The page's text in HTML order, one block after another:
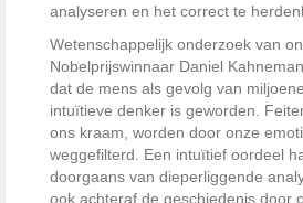
analyseren en het correct te
Wetenschappelijk onderzoek van
Nobelprijswinnaar Daniel
dat de mens als gevolg van
intuïtieve denker is geworden.
ons kraam, worden door onze
weggefilterd. Een intuïtief oordeel
doorgaans van dieperliggende
ook achteraf de geschiedenis door